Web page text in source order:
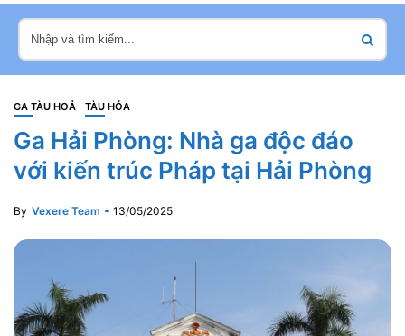
GA TÀU HOẢ TÀU HỎA
Ga Hải Phòng: Nhà ga độc đáo
với kiến trúc Pháp tại Hải Phòng
By Vexere Team 13/05/2025